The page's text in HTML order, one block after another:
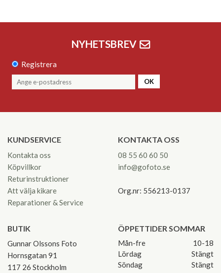
NYHETSBREV
Registrera
OK
KUNDSERVICE
Kontakta oss
Köpvillkor
Returinstruktioner
Att välja kikare
Reparationer & Service
KONTAKTA OSS
08 55 60 60 50
info@gofoto.se
Org.nr: 556213-0137
BUTIK
Gunnar Olssons Foto
Hornsgatan 91
117 26 Stockholm
ÖPPETTIDER SOMMAR
Mån-fre
10-18
Lördag
Stängt
Söndag
Stängt